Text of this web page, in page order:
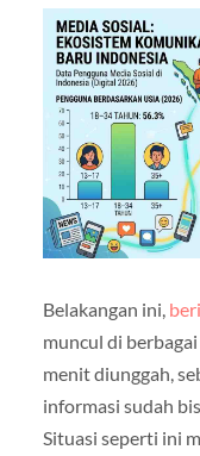
Belakangan ini,
muncul di
menit diunggah,
informasi sudah
Situasi seperti ini